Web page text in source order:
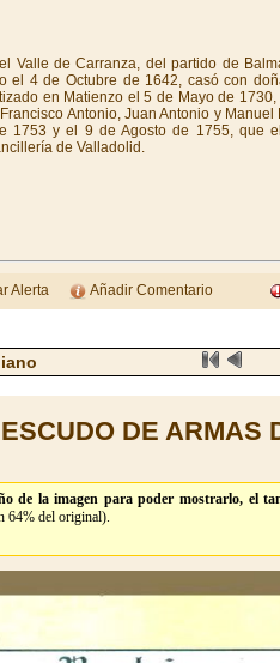
Valle de Carranza, del partido de
el 4 de Octubre de 1642, casó con
en Matienzo el 5 de Mayo de
Antonio, Juan Antonio y
1753 y el 9 de Agosto de 1755, que
de Valladolid.
Alerta Añadir Comentario
ESCUDO DE ARMAS
de la imagen para poder mostrarlo, el
64% del original).